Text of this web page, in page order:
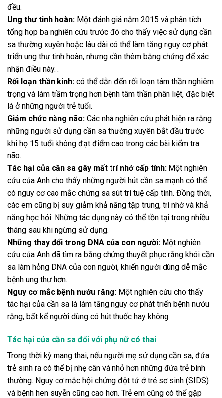
đều.
Ung thư tinh hoàn: Một đánh giá năm 2015 và phân tích
tổng hợp ba nghiên cứu trước đó cho thấy việc sử dụng cần
sa thường xuyên hoặc lâu dài có thể làm tăng nguy cơ phát
triển ung thư tinh hoàn, nhưng cần thêm bằng chứng để xác
nhận điều này. .
Rối loạn thần kinh: có thể dẫn đến rối loạn tâm thần nghiêm
trọng và làm trầm trọng hơn bệnh tâm thần phân liệt, đặc biệt
là ở những người trẻ tuổi.
Giảm chức năng não: Các nhà nghiên cứu phát hiện ra rằng
những người sử dụng cần sa thường xuyên bắt đầu trước
khi họ 15 tuổi không đạt điểm cao trong các bài kiểm tra
não.
Tác hại của cần sa gây mất trí nhớ cấp tính: Một nghiên
cứu của Anh cho thấy những người hút cần sa mạnh có thể
có nguy cơ cao mắc chứng sa sút trí tuệ cấp tính. Đồng thời,
các em cũng bị suy giảm khả năng tập trung, trí nhớ và khả
năng học hỏi. Những tác dụng này có thể tồn tại trong nhiều
tháng sau khi ngừng sử dụng.
Những thay đổi trong DNA của con người: Một nghiên
cứu của Anh đã tìm ra bằng chứng thuyết phục rằng khói cần
sa làm hỏng DNA của con người, khiến người dùng dễ mắc
bệnh ung thư hơn.
Nguy cơ mắc bệnh nướu răng: Một nghiên cứu cho thấy
tác hại của cần sa là làm tăng nguy cơ phát triển bệnh nướu
răng, bất kể người dùng có hút thuốc hay không.
Tác hại của cần sa đối với phụ nữ có thai
Trong thời kỳ mang thai, nếu người mẹ sử dụng cần sa, đứa
trẻ sinh ra có thể bị nhẹ cân và nhỏ hơn những đứa trẻ bình
thường. Nguy cơ mắc hội chứng đột tử ở trẻ sơ sinh (SIDS)
và bệnh hen suyễn cũng cao hơn. Trẻ em cũng có thể gặp